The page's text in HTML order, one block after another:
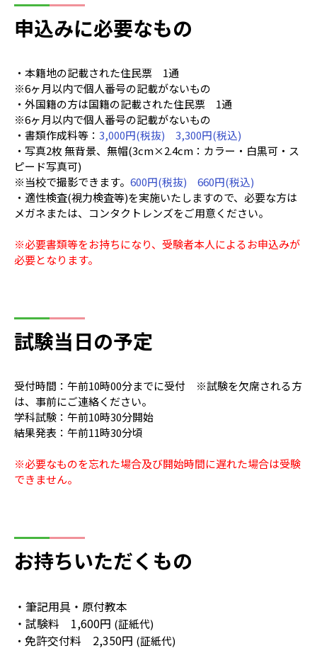
申込みに必要なもの
・本籍地の記載された住民票 1通
※6ヶ月以内で個人番号の記載がないもの
・外国籍の方は国籍の記載された住民票 1通
※6ヶ月以内で個人番号の記載がないもの
・書類作成料等： 3,000円(税抜) 3,300円(税込)
・写真2枚 無背景、無帽(3cm×2.4cm：カラー・白黒可・ス
ピード写真可)
※当校で撮影できます。 600円(税抜) 660円(税込)
・適性検査(視力検査等)を実施いたしますので、必要な方は
メガネまたは、コンタクトレンズをご用意ください。
※必要書類等をお持ちになり、受験者本人によるお申込みが
必要となります。
試験当日の予定
受付時間：午前10時00分までに受付 ※試験を欠席される方
は、事前にご連絡ください。
学科試験：午前10時30分開始
結果発表：午前11時30分頃
※必要なものを忘れた場合及び開始時間に遅れた場合は受験
できません。
お持ちいただくもの
・筆記用具・原付教本
・試験料 1,600円 (証紙代)
・ 免許交付料 2,350円 (証紙代)